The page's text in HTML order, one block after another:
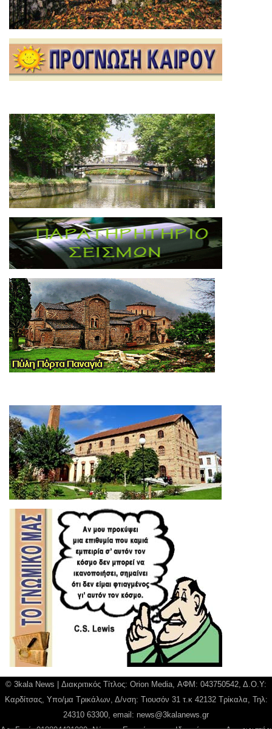
© 3kala News | Διακριτικός Τίτλος: Orion Media, ΑΦΜ: 043750542, Δ.Ο.Υ:
Καρδίτσας, Υπο/μα Τρικάλων, Δ/νση: Τιουσόν 31 τ.κ 42132 Τρίκαλα, Τηλ:
24310 63300, email: news@3kalanews.gr